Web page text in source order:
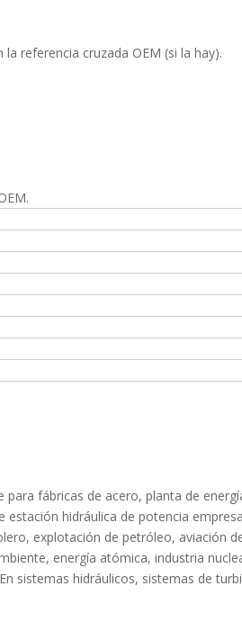
referencia cruzada OEM (si la hay).
para fábricas de acero, planta de
estación hidráulica de potencia
explotación de petróleo, aviación
energía atómica, industria
sistemas hidráulicos, sistemas de